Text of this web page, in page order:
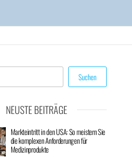
Suchen
NEUSTE BEITRÄGE
Markteintritt in den USA: So meistern Sie
die komplexen Anforderungen für
Medizinprodukte